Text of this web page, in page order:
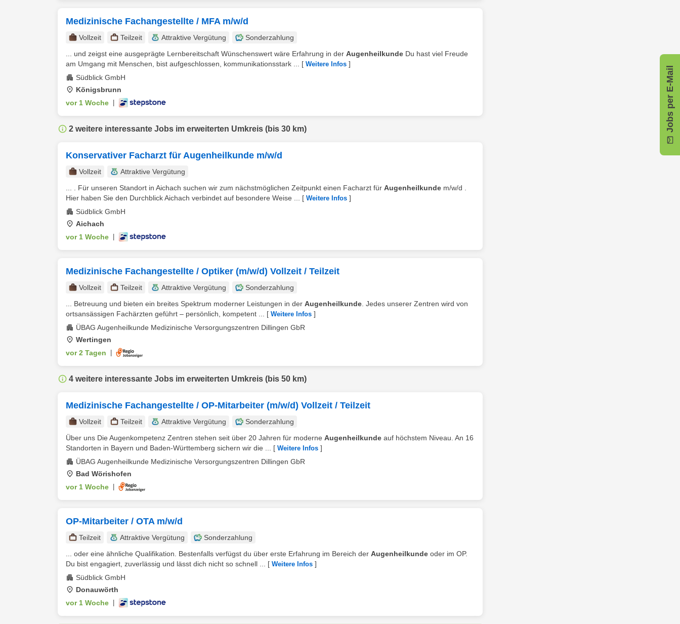
Medizinische Fachangestellte / MFA m/w/d
Vollzeit Teilzeit Attraktive Vergütung
Sonderzahlung
... und zeigst eine ausgeprägte Lernbereitschaft Wünschenswert wäre Erfahrung in der Augenheilkunde Du hast viel Freude
am Umgang mit Menschen, bist aufgeschlossen, kommunikationsstark ...
[ Weitere Infos ]
Südblick GmbH
Königsbrunn
vor 1 Woche
2 weitere interessante Jobs im erweiterten Umkreis (bis 30 km)
Konservativer Facharzt für Augenheilkunde m/w/d
Vollzeit
Attraktive Vergütung
... . Für unseren Standort in Aichach suchen wir zum nächstmöglichen Zeitpunkt einen Facharzt für Augenheilkunde m/w/d .
Hier haben Sie den Durchblick Aichach verbindet auf besondere Weise ...
[ Weitere Infos ]
Südblick GmbH
Aichach
vor 1 Woche
Medizinische Fachangestellte / Optiker (m/w/d) Vollzeit / Teilzeit
Vollzeit Teilzeit Attraktive Vergütung
Sonderzahlung
... Betreuung und bieten ein breites Spektrum moderner Leistungen in der Augenheilkunde . Jedes unserer Zentren wird von
ortsansässigen Fachärzten geführt – persönlich, kompetent ...
[ Weitere Infos ]
ÜBAG Augenheilkunde Medizinische Versorgungszentren Dillingen GbR
Wertingen
vor 2 Tagen
4 weitere interessante Jobs im erweiterten Umkreis (bis 50 km)
Medizinische Fachangestellte / OP-Mitarbeiter (m/w/d) Vollzeit / Teilzeit
Vollzeit Teilzeit Attraktive Vergütung
Sonderzahlung
Über uns Die Augenkompetenz Zentren stehen seit über 20 Jahren für moderne Augenheilkunde auf höchstem Niveau. An 16
Standorten in Bayern und Baden-Württemberg sichern wir die ...
[ Weitere Infos ]
ÜBAG Augenheilkunde Medizinische Versorgungszentren Dillingen GbR
Bad Wörishofen
vor 1 Woche
OP-Mitarbeiter / OTA m/w/d
Teilzeit Attraktive Vergütung
Sonderzahlung
... oder eine ähnliche Qualifikation. Bestenfalls verfügst du über erste Erfahrung im Bereich der Augenheilkunde oder im OP.
Du bist engagiert, zuverlässig und lässt dich nicht so schnell ...
[ Weitere Infos ]
Südblick GmbH
Donauwörth
vor 1 Woche
Jobs per E-Mail